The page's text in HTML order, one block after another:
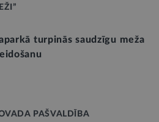
turpinās saudzīgu meža
PAŠVALDĪBA